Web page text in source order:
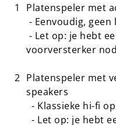
Platenspeler met
- Eenvoudig,
- Let op: je hebt
voorversterker
Platenspeler met
speakers
- Klassieke hi-fi
- Let op: je hebt